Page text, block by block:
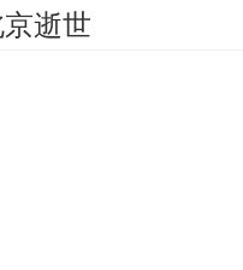
逝世